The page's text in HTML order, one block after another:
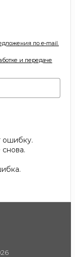
по e-mail.
и передаче
ошибку.